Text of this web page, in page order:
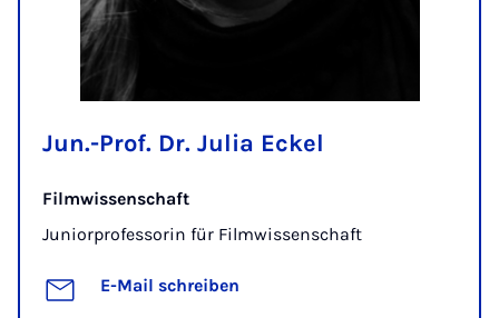
Jun.-Prof. Dr. Julia Eckel
Filmwissenschaft
Juniorprofessorin für Filmwissenschaft
E-Mail schreiben